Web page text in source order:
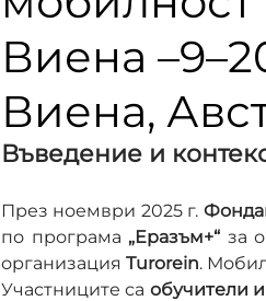
Виена
Виена,
Въведение и
През ноември 2025 г.
по програма „Еразъм+“ за
организация Turorein.
Участниците са обучители